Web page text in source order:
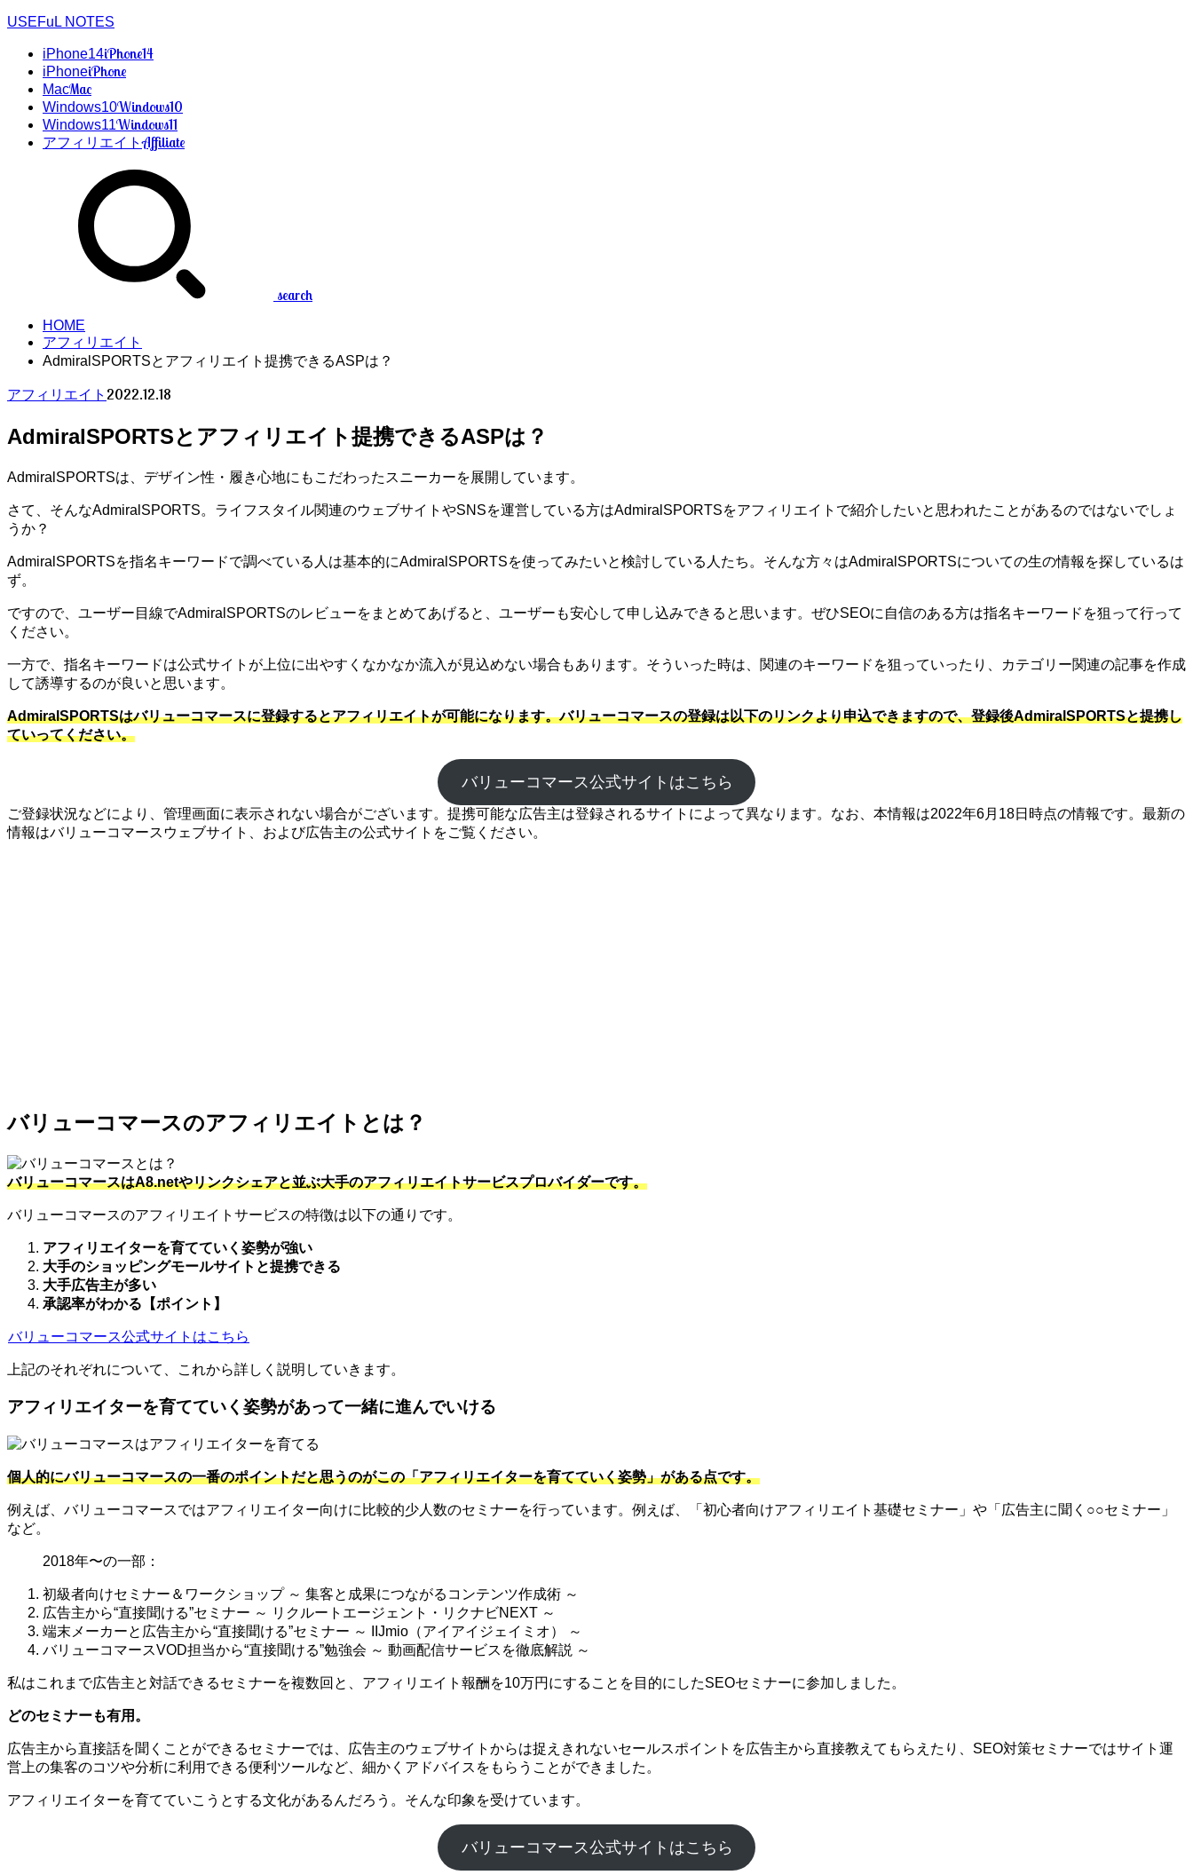
USEFuL NOTES
iPhone14iPhone14
iPhoneiPhone
MacMac
Windows10Windows10
Windows11Windows11
アフィリエイトAffiliate
search
HOME
アフィリエイト
AdmiralSPORTSとアフィリエイト提携できるASPは？
アフィリエイト 2022.12.18
AdmiralSPORTSとアフィリエイト提携できるASPは？
AdmiralSPORTSは、デザイン性・履き心地にもこだわったスニーカーを展開しています。
さて、そんなAdmiralSPORTS。ライフスタイル関連のウェブサイトやSNSを運営している方はAdmiralSPORTSをアフィリエイトで紹介したいと思われたことがあるのではないでしょ
うか？
AdmiralSPORTSを指名キーワードで調べている人は基本的にAdmiralSPORTSを使ってみたいと検討している人たち。そんな方々はAdmiralSPORTSについての生の情報を探しているは
ず。
ですので、ユーザー目線でAdmiralSPORTSのレビューをまとめてあげると、ユーザーも安心して申し込みできると思います。ぜひSEOに自信のある方は指名キーワードを狙って行って
ください。
一方で、指名キーワードは公式サイトが上位に出やすくなかなか流入が見込めない場合もあります。そういった時は、関連のキーワードを狙っていったり、カテゴリー関連の記事を作成
して誘導するのが良いと思います。
AdmiralSPORTSはバリューコマースに登録するとアフィリエイトが可能になります。バリューコマースの登録は以下のリンクより申込できますので、登録後AdmiralSPORTSと提携し
ていってください。
バリューコマース公式サイトはこちら
ご登録状況などにより、管理画面に表示されない場合がございます。提携可能な広告主は登録されるサイトによって異なります。なお、本情報は2022年6月18日時点の情報です。最新の
情報はバリューコマースウェブサイト、および広告主の公式サイトをご覧ください。
バリューコマースのアフィリエイトとは？
バリューコマースはA8.netやリンクシェアと並ぶ大手のアフィリエイトサービスプロバイダーです。
バリューコマースのアフィリエイトサービスの特徴は以下の通りです。
アフィリエイターを育てていく姿勢が強い
大手のショッピングモールサイトと提携できる
大手広告主が多い
承認率がわかる【ポイント】
バリューコマース公式サイトはこちら
上記のそれぞれについて、これから詳しく説明していきます。
アフィリエイターを育てていく姿勢があって一緒に進んでいける
個人的にバリューコマースの一番のポイントだと思うのがこの「アフィリエイターを育てていく姿勢」がある点です。
例えば、バリューコマースではアフィリエイター向けに比較的少人数のセミナーを行っています。例えば、「初心者向けアフィリエイト基礎セミナー」や「広告主に聞く○○セミナー」
など。
2018年〜の一部：
初級者向けセミナー＆ワークショップ ～ 集客と成果につながるコンテンツ作成術 ～
広告主から“直接聞ける”セミナー ～ リクルートエージェント・リクナビNEXT ～
端末メーカーと広告主から“直接聞ける”セミナー ～ IIJmio（アイアイジェイミオ） ～
バリューコマースVOD担当から“直接聞ける”勉強会 ～ 動画配信サービスを徹底解説 ～
私はこれまで広告主と対話できるセミナーを複数回と、アフィリエイト報酬を10万円にすることを目的にしたSEOセミナーに参加しました。
どのセミナーも有用。
広告主から直接話を聞くことができるセミナーでは、広告主のウェブサイトからは捉えきれないセールスポイントを広告主から直接教えてもらえたり、SEO対策セミナーではサイト運
営上の集客のコツや分析に利用できる便利ツールなど、細かくアドバイスをもらうことができました。
アフィリエイターを育てていこうとする文化があるんだろう。そんな印象を受けています。
バリューコマース公式サイトはこちら